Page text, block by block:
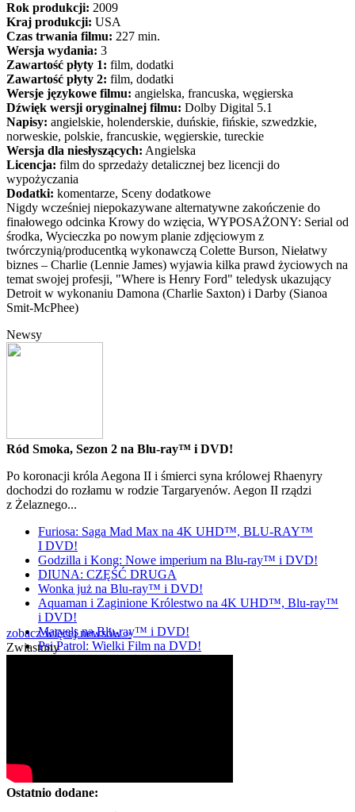
Rok produkcji: 2009
Kraj produkcji: USA
Czas trwania filmu: 227 min.
Wersja wydania: 3
Zawartość płyty 1: film, dodatki
Zawartość płyty 2: film, dodatki
Wersje językowe filmu: angielska, francuska, węgierska
Dźwięk wersji oryginalnej filmu: Dolby Digital 5.1
Napisy: angielskie, holenderskie, duńskie, fińskie, szwedzkie,
norweskie, polskie, francuskie, węgierskie, tureckie
Wersja dla niesłyszących: Angielska
Licencja: film do sprzedaży detalicznej bez licencji do
wypożyczania
Dodatki: komentarze, Sceny dodatkowe
Nigdy wcześniej niepokazywane alternatywne zakończenie do
finałowego odcinka Krowy do wzięcia, WYPOSAŻONY: Serial od
środka, Wycieczka po nowym planie zdjęciowym z
twórczynią/producentką wykonawczą Colette Burson, Niełatwy
biznes – Charlie (Lennie James) wyjawia kilka prawd życiowych na
temat swojej profesji, "Where is Henry Ford" teledysk ukazujący
Detroit w wykonaniu Damona (Charlie Saxton) i Darby (Sianoa
Smit-McPhee)
Newsy
Ród Smoka, Sezon 2 na Blu-ray™ i DVD!
Po koronacji króla Aegona II i śmierci syna królowej Rhaenyry
dochodzi do rozłamu w rodzie Targaryenów. Aegon II rządzi
z Żelaznego...
Furiosa: Saga Mad Max na 4K UHD™, BLU-RAY™
I DVD!
Godzilla i Kong: Nowe imperium na Blu-ray™ i DVD!
DIUNA: CZĘŚĆ DRUGA
Wonka już na Blu-ray™ i DVD!
Aquaman i Zaginione Królestwo na 4K UHD™, Blu-ray™
i DVD!
Marvels na Blu-ray™ i DVD!
Psi Patrol: Wielki Film na DVD!
zobacz więcej newsów »
Zwiastuny
Ostatnio dodane: